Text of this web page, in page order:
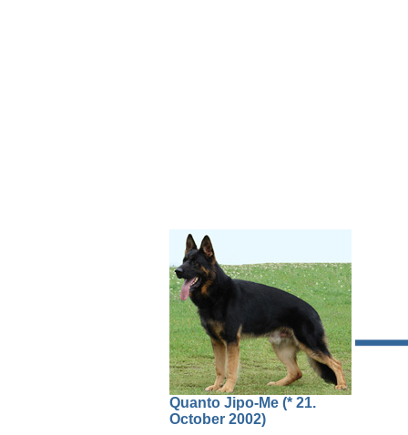
Quanto Jipo-Me (* 21.
October 2002)